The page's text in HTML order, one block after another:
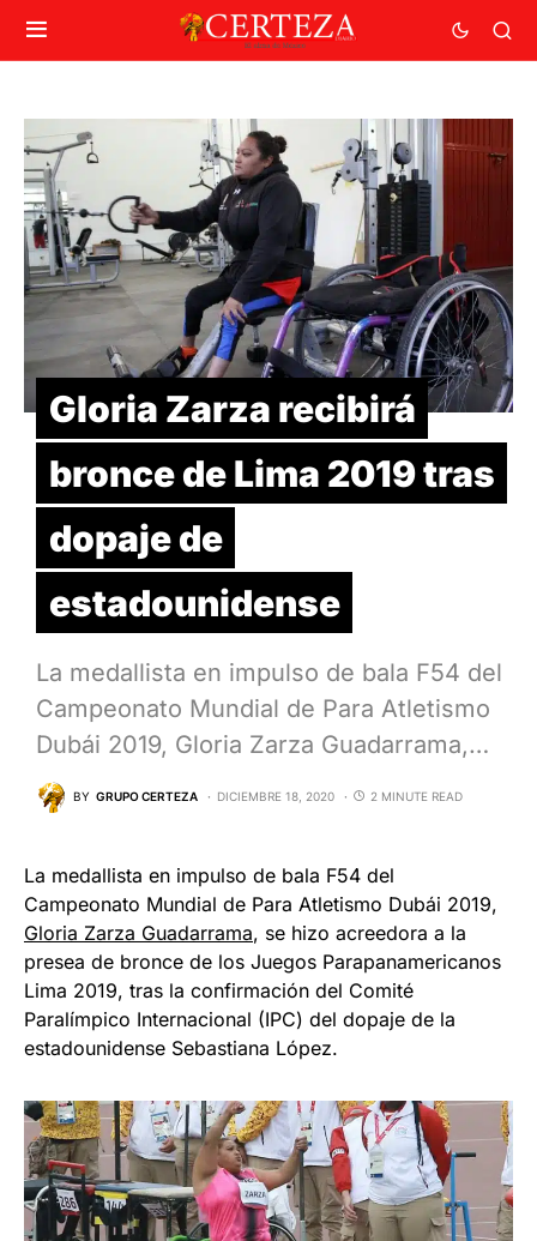
Gloria Zarza recibirá
bronce de Lima 2019 tras
dopaje de
estadounidense
La medallista en impulso de bala F54 del
Campeonato Mundial de Para Atletismo
Dubái 2019, Gloria Zarza Guadarrama,…
BY GRUPO CERTEZA DICIEMBRE 18, 2020 2 MINUTE READ
La medallista en impulso de bala F54 del
Campeonato Mundial de Para Atletismo Dubái 2019,
Gloria Zarza Guadarrama, se hizo acreedora a la
presea de bronce de los Juegos Parapanamericanos
Lima 2019, tras la confirmación del Comité
Paralímpico Internacional (IPC) del dopaje de la
estadounidense Sebastiana López.